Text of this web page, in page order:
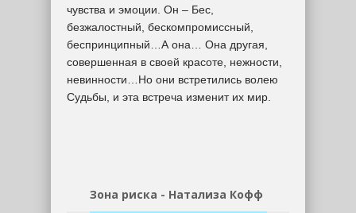
чувства и эмоции. Он – Бес,
безжалостный, бескомпромиссный,
беспринципный…А она… Она другая,
совершенная в своей красоте, нежности,
невинности…Но они встретились волею
Судьбы, и эта встреча изменит их мир.
Зона риска - Натализа Кофф